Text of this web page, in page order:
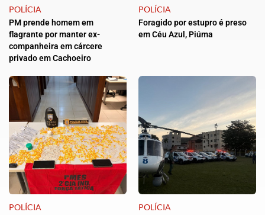
POLÍCIA
PM prende homem em
flagrante por manter ex-
companheira em cárcere
privado em Cachoeiro
POLÍCIA
Foragido por estupro é preso
em Céu Azul, Piúma
POLÍCIA POLÍCIA